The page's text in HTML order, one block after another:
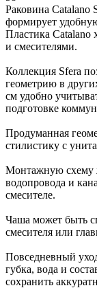
Раковина Catalano
формирует
Пластика Catalano
и смесителями.
Коллекция Sfera
геометрию в
см удобно
подготовке
Продуманная
стилистику с
Монтажную схему
водопровода и
смесителе.
Чаша может быть
смесителя или
Повседневный
губка, вода и
сохранить